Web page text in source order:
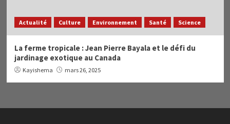
Actualité Culture Environnement Santé Science
La ferme tropicale : Jean Pierre Bayala et le défi du
jardinage exotique au Canada
Kayishema mars 26, 2025